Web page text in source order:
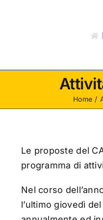
Home
Le proposte del
programma di
Nel corso
l’ultimo giovedì